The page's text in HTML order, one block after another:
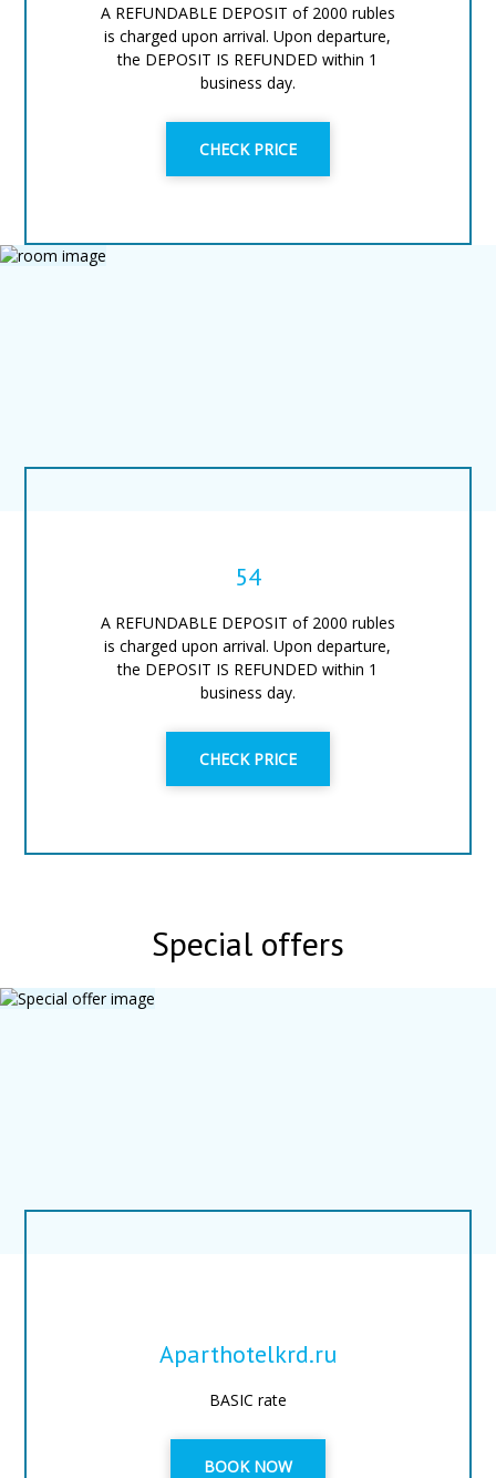
A REFUNDABLE DEPOSIT of 2000 rubles
is charged upon arrival. Upon departure,
the DEPOSIT IS REFUNDED within 1
business day.
CHECK PRICE
54
A REFUNDABLE DEPOSIT of 2000 rubles
is charged upon arrival. Upon departure,
the DEPOSIT IS REFUNDED within 1
business day.
CHECK PRICE
Special offers
Aparthotelkrd.ru
BASIC rate
BOOK NOW